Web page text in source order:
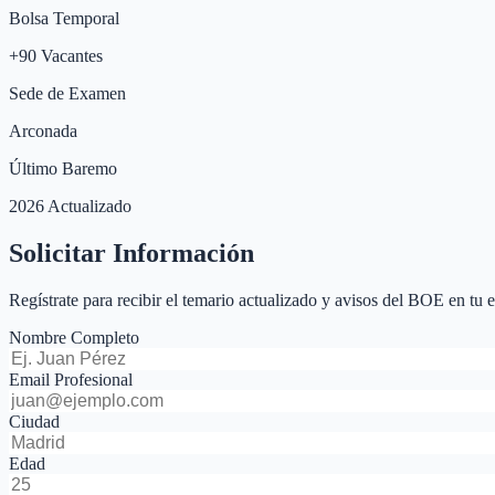
Bolsa Temporal
+90 Vacantes
Sede de Examen
Arconada
Último Baremo
2026 Actualizado
Solicitar Información
Regístrate para recibir el temario actualizado y avisos del BOE en tu
Nombre Completo
Email Profesional
Ciudad
Edad